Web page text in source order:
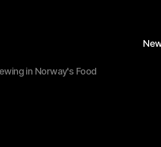
in Norway's Food